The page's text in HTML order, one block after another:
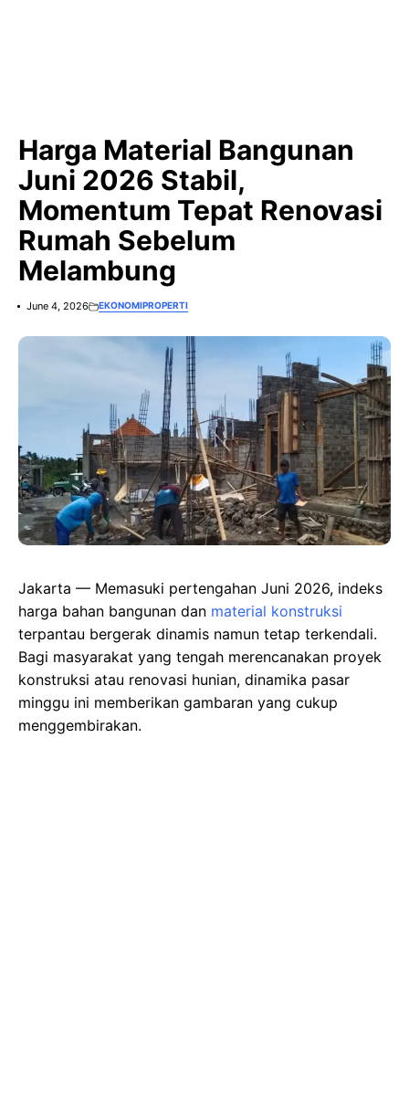
Harga Material Bangunan
Juni 2026 Stabil,
Momentum Tepat Renovasi
Rumah Sebelum
Melambung
June 4, 2026 EKONOMIPROPERTI
Jakarta — Memasuki pertengahan Juni 2026, indeks
harga bahan bangunan dan material konstruksi
terpantau bergerak dinamis namun tetap terkendali.
Bagi masyarakat yang tengah merencanakan proyek
konstruksi atau renovasi hunian, dinamika pasar
minggu ini memberikan gambaran yang cukup
menggembirakan.